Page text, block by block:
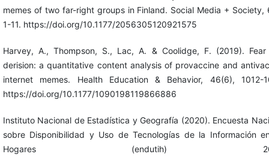
memes of two far-right groups in Finland. Social Media + Society,
1-11. https://doi.org/10.1177/2056305120921575
Harvey, A., Thompson, S., Lac, A. & Coolidge, F. (2019).
derision: a quantitative content analysis of provaccine and
internet memes. Health Education & Behavior, 46(6), 1012-
https://doi.org/10.1177/1090198119866886
Instituto Nacional de Estadística y Geografía (2020). Encuesta
sobre Disponibilidad y Uso de Tecnologías de la Información
Hogares (endutih)